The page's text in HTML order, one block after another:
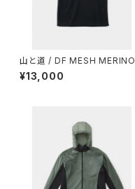
山と道 / DF MESH MERINO
T-SHIRT（UNISEX）
¥13,000